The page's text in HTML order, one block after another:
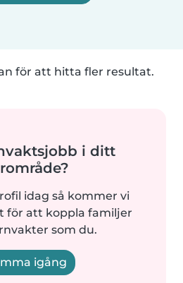
för att hitta fler resultat.
i ditt
idag så kommer vi
för att koppla familjer
som du.
igång